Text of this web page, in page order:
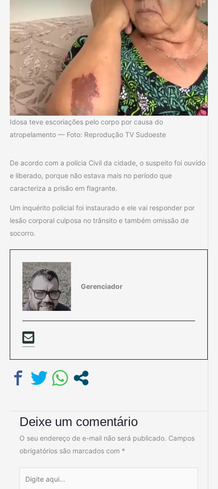
Idosa teve escoriações pelo corpo por causa do
atropelamento — Foto: Reprodução TV Sudoeste
De acordo com a polícia Civil da cidade, o suspeito foi ouvido
e liberado, porque não estava mais no período que
caracteriza a prisão em flagrante.
Um inquérito policial foi instaurado e ele vai responder por
lesão corporal culposa no trânsito e também omissão de
socorro.
Gerenciador
Deixe um comentário
O seu endereço de e-mail não será publicado. Campos
obrigatórios são marcados com *
aqui...